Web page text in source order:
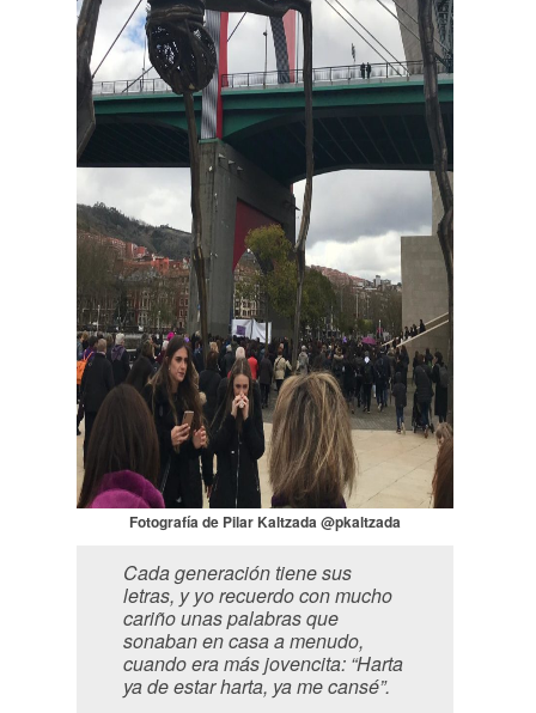
Fotografía de Pilar Kaltzada @pkaltzada
Cada generación tiene sus
letras, y yo recuerdo con mucho
cariño unas palabras que
sonaban en casa a menudo,
cuando era más jovencita: “Harta
ya de estar harta, ya me cansé”.